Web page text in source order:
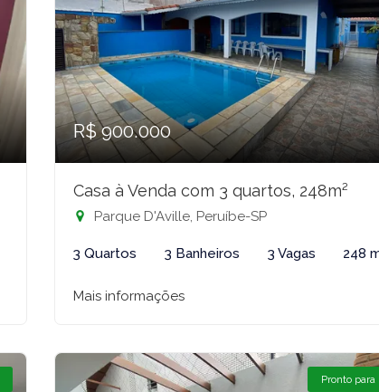
R$ 900.000
Casa à Venda com 3 quartos, 248m²
Parque D'Aville, Peruíbe-SP
3 Quartos 3 Banheiros 3 Vagas 248
Mais informações
Pronto para